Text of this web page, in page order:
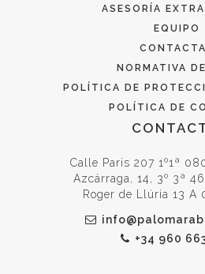
ASESORÍA
EQUIPO
NORMATIVA
POLÍTICA DE
POLÍTICA DE
Calle Paris 207 1º1ª
Azcárraga, 14, 3º 3ª
Roger de Llúria 13 A
+34 960